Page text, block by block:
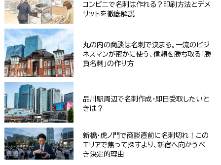
コンビニで名刺は作れる？印刷方法とデメ
リットを徹底解説
丸の内の商談は名刺で決まる。一流のビジ
ネスマンが密かに使う、信頼を勝ち取る「勝
負名刺」の作り方
品川駅周辺で名刺作成・即日受取したいと
きは？
新橋・虎ノ門で商談直前に名刺切れ！この
エリアで焦って探すより、新宿へ向かうべ
き決定的理由